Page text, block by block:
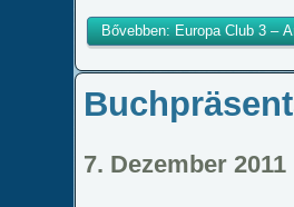
Bővebben: Europa Club 3 –
7. Dezember 2011